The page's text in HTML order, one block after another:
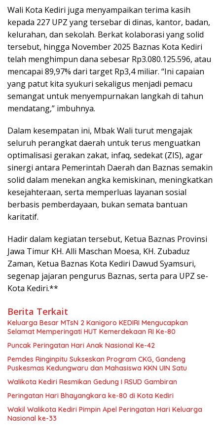
Wali Kota Kediri juga menyampaikan terima kasih
kepada 227 UPZ yang tersebar di dinas, kantor, badan,
kelurahan, dan sekolah. Berkat kolaborasi yang solid
tersebut, hingga November 2025 Baznas Kota Kediri
telah menghimpun dana sebesar Rp3.080.125.596, atau
mencapai 89,97% dari target Rp3,4 miliar. “Ini capaian
yang patut kita syukuri sekaligus menjadi pemacu
semangat untuk menyempurnakan langkah di tahun
mendatang,” imbuhnya.
Dalam kesempatan ini, Mbak Wali turut mengajak
seluruh perangkat daerah untuk terus menguatkan
optimalisasi gerakan zakat, infaq, sedekat (ZIS), agar
sinergi antara Pemerintah Daerah dan Baznas semakin
solid dalam menekan angka kemiskinan, meningkatkan
kesejahteraan, serta memperluas layanan sosial
berbasis pemberdayaan, bukan semata bantuan
karitatif.
Hadir dalam kegiatan tersebut, Ketua Baznas Provinsi
Jawa Timur KH. Alli Maschan Moesa, KH. Zubaduz
Zaman, Ketua Baznas Kota Kediri Dawud Syamsuri,
segenap jajaran pengurus Baznas, serta para UPZ se-
Kota Kediri.**
Berita Terkait
Keluarga Besar MTsN 2 Kanigoro KEDIRI Mengucapkan
Selamat Memperingati HUT Kemerdekaan RI Ke-80
Puncak Peringatan Hari Anak Nasional Ke-42
Pemdes Ringinpitu Sukseskan Program CKG, Gandeng
Puskesmas Kedungwaru dan Mahasiswa KKN UIN Satu
Walikota Kediri Resmikan Gedung I RSUD Gambiran
Peringatan Hari Bhayangkara ke-80 di Kota Kediri
Wakil Walikota Kediri Pimpin Apel Peringatan Hari Keluarga
Nasional ke-33